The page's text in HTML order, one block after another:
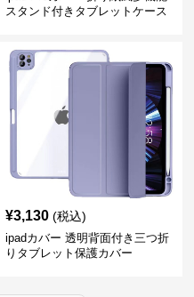
スタンド付きタブレットケース
¥3,130 (税込)
ipadカバー 透明背面付き三つ折
りタブレット保護カバー